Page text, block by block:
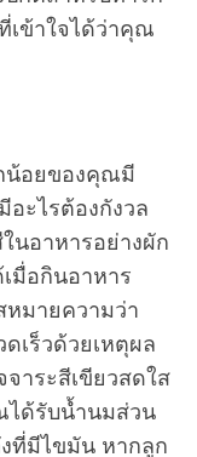
ข้าใจได้ว่าคุณ
น้อยของคุณมี
ะไรต้องกังวล
นอาหารอย่างผัก
มื่อกินอาหาร
หมายความว่า
เร็วด้วยเหตุผล
าระสีเขียวสดใส
ได้รับน้ำนมส่วน
ที่มีไขมัน หากลูก